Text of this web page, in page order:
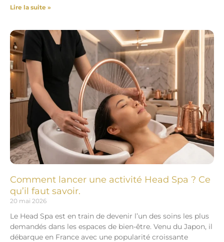
Lire la suite »
Comment lancer une activité Head Spa ? Ce
qu’il faut savoir.
20 mai 2026
Le Head Spa est en train de devenir l’un des soins les plus
demandés dans les espaces de bien-être. Venu du Japon, il
débarque en France avec une popularité croissante